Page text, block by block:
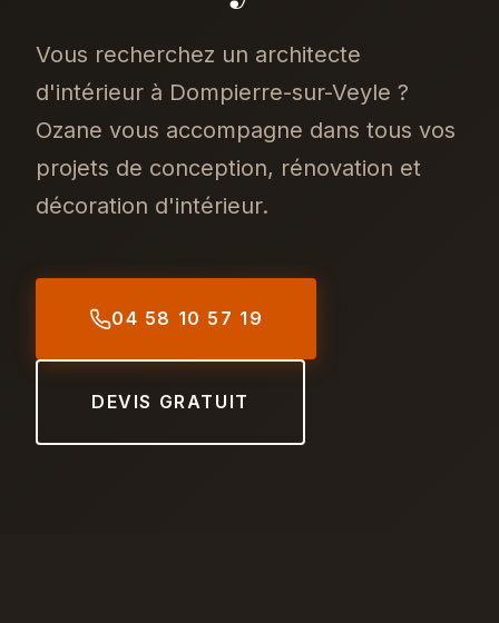
Vous recherchez un architecte
d'intérieur à Dompierre-sur-Veyle ?
Ozane vous accompagne dans tous vos
projets de conception, rénovation et
décoration d'intérieur.
04 58 10 57 19
DEVIS GRATUIT